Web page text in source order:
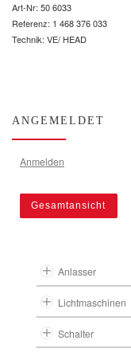
Art-Nr: 50 6033
Referenz: 1 468 376 033
Technik: VE/ HEAD
ANGEMELDET
Anmelden
Gesamtansicht
Anlasser
Lichtmaschinen
Schalter